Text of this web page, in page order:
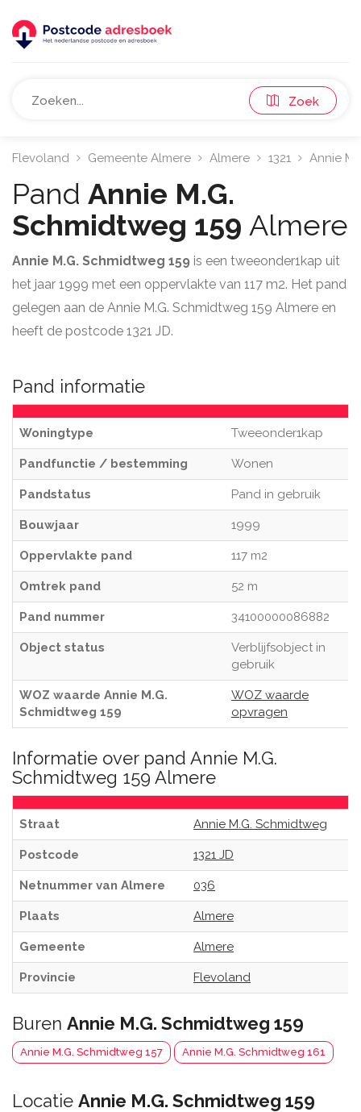
Zoek
Flevoland Gemeente Almere Almere 1321 Annie
Pand Annie M.G.
Schmidtweg 159 Almere
Annie M.G. Schmidtweg 159 is een tweeonder1kap uit
het jaar 1999 met een oppervlakte van 117 m2. Het pand
gelegen aan de Annie M.G. Schmidtweg 159 Almere en
heeft de postcode 1321 JD.
Pand informatie
Woningtype Tweeonder1kap
Pandfunctie / bestemming Wonen
Pandstatus Pand in gebruik
Bouwjaar 1999
Oppervlakte pand 117 m2
Omtrek pand 52 m
Pand nummer 34100000086882
Object status
Verblijfsobject in
gebruik
WOZ waarde Annie M.G.
Schmidtweg 159
WOZ waarde
opvragen
Informatie over pand Annie M.G.
Schmidtweg 159 Almere
Straat Annie M.G. Schmidtweg
Postcode 1321 JD
Netnummer van Almere 036
Plaats Almere
Gemeente Almere
Provincie Flevoland
Buren Annie M.G. Schmidtweg 159
Annie M.G. Schmidtweg 157 Annie M.G. Schmidtweg 161
Locatie Annie M.G. Schmidtweg 159